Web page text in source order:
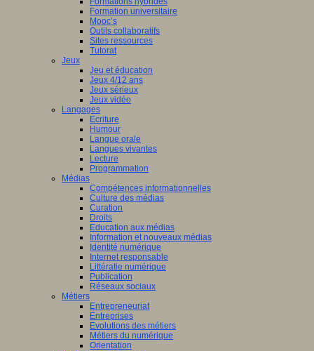
Formation universitaire
Mooc’s
Outils collaboratifs
Sites ressources
Tutorat
Jeux
Jeu et éducation
Jeux 4/12 ans
Jeux sérieux
Jeux vidéo
Langages
Ecriture
Humour
Langue orale
Langues vivantes
Lecture
Programmation
Médias
Compétences informationnelles
Culture des médias
Curation
Droits
Education aux médias
Information et nouveaux médias
Identité numérique
Internet responsable
Littératie numérique
Publication
Réseaux sociaux
Métiers
Entrepreneuriat
Entreprises
Evolutions des métiers
Métiers du numérique
Orientation